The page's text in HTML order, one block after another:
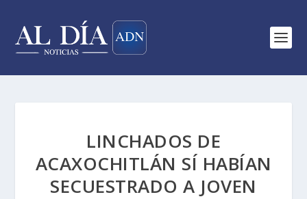
LINCHADOS DE
ACAXOCHITLÁN SÍ HABÍAN
SECUESTRADO A JOVEN